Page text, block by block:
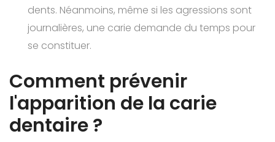
dents. Néanmoins, même si les agressions sont
journalières, une carie demande du temps pour
se constituer.
Comment prévenir
l'apparition de la carie
dentaire ?